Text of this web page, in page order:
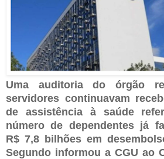
Uma auditoria do órgão
servidores continuavam
de assistência à saúde
número de dependentes já
R$ 7,8 bilhões em
Segundo informou a CGU ao